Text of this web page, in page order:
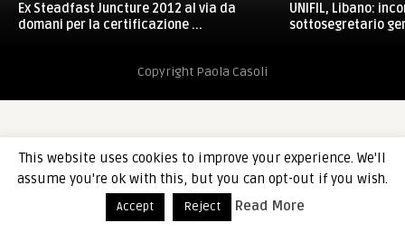
Ex Steadfast Juncture 2012 al via da
domani per la certificazione ...
UNIFIL, Libano:
sottosegretario
Copyright Paola Casoli
This website uses cookies to improve your experience. We'll
assume you're ok with this, but you can opt-out if you wish.
Accept Reject Read More